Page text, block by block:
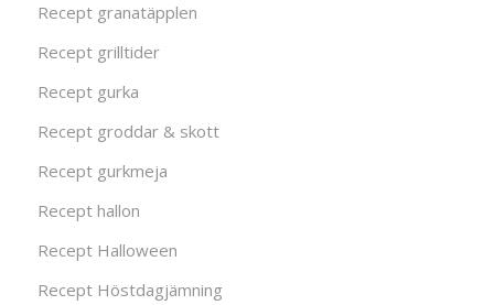
Recept granatäpplen
Recept grilltider
Recept gurka
Recept groddar & skott
Recept gurkmeja
Recept hallon
Recept Halloween
Recept Höstdagjämning